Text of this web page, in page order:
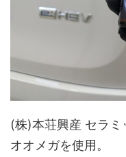
(株)本荘興産 セラ
オオメガを使用。